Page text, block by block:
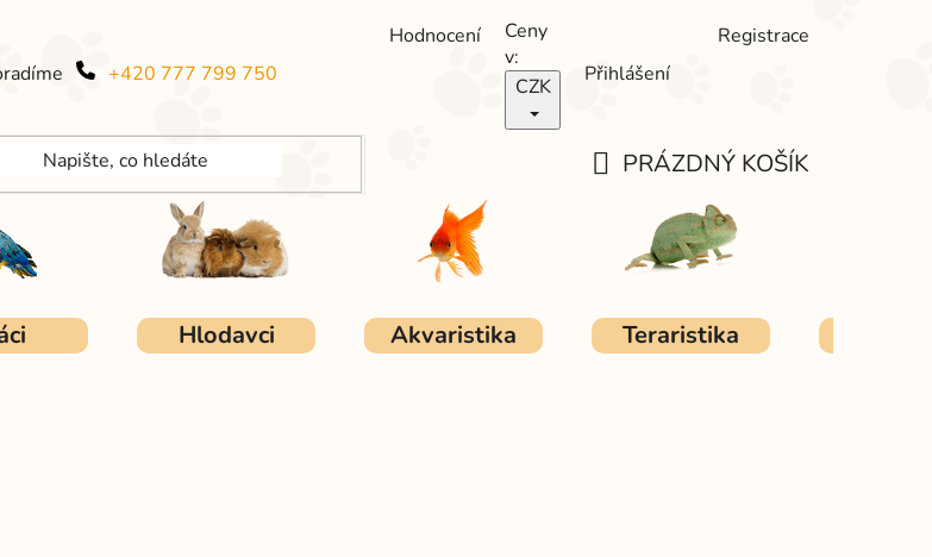
Hodnocení
Ceny
v:
CZK
Přihlášení
Registrace
+420 777 799 750
KOŠÍK
PRÁZDNÝ KOŠÍK
Hlodavci Akvaristika Teraristika